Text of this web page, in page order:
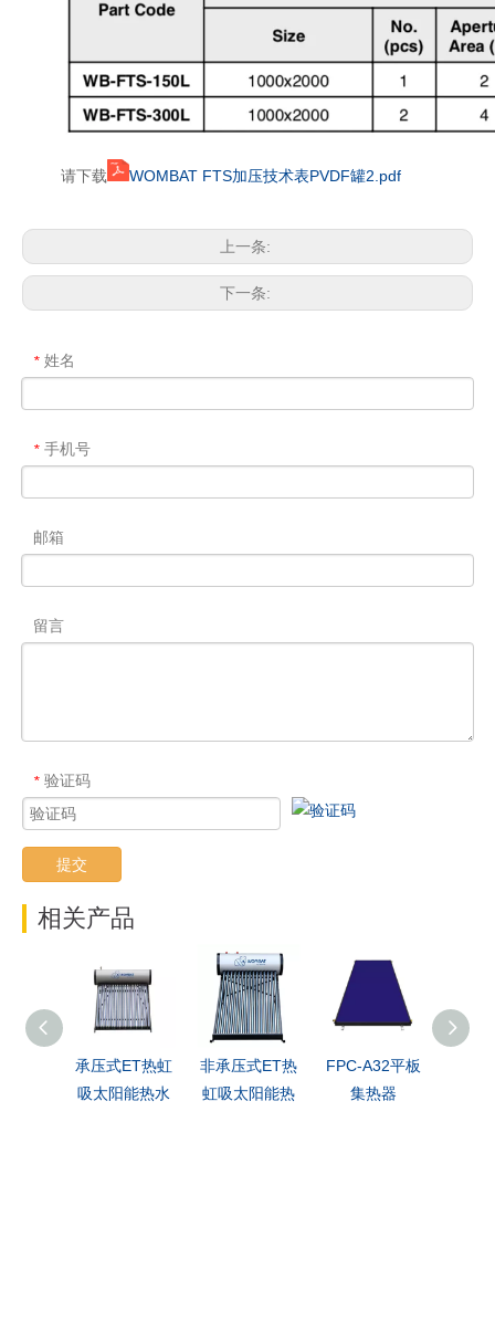
请下载 WOMBAT FTS加压技术表PVDF罐2.pdf
上一条:
下一条:
* 姓名
* 手机号
邮箱
留言
* 验证码
提交
相关产品
承压式ET热虹
吸太阳能热水
非承压式ET热
虹吸太阳能热
FPC-A32平板
集热器